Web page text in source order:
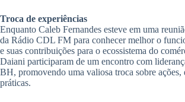
Troca de experiências
Enquanto Caleb Fernandes esteve em uma
da Rádio CDL FM para conhecer melhor o
e suas contribuições para o ecossistema do
Daiani participaram de um encontro com
BH, promovendo uma valiosa troca sobre ações,
práticas.